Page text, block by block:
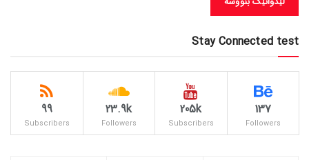
Stay Connected test
137
Followers
205k
Subscribers
23.9k
Followers
99
Subscribers